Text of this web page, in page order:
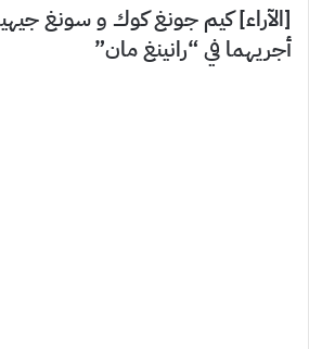
[الآراء] كيم جونغ كوك و سونغ
أجريهما في “رانينغ مان”